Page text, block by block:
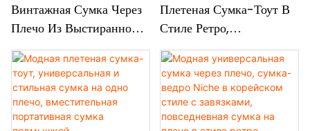
Винтажная Сумка Через
Плечо Из Выстиранной
Вручную Джинсовой
Ткани, Вместительная,
Повседневная,
Универсальная Сумка-
Тоут
Плетеная Сумка-Тоут В
Стиле Ретро,
Повседневная Пляжная
Сумка И Сумка Для
Сандалий, Модная И
Трендовая Сумка Через
Плечо